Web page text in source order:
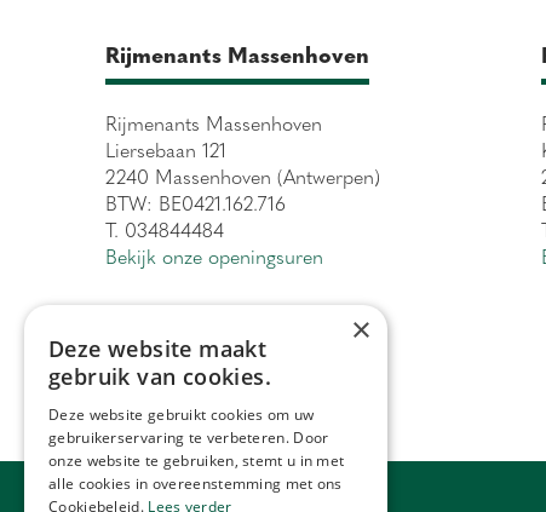
Rijmenants Massenhoven
Rijmenants Massenhoven
Liersebaan 121
2240 Massenhoven (Antwerpen)
BTW: BE0421.162.716
T. 034844484
Bekijk onze openingsuren
×
Deze website maakt
gebruik van cookies.
Deze website gebruikt cookies om uw
gebruikerservaring te verbeteren. Door
onze website te gebruiken, stemt u in met
alle cookies in overeenstemming met ons
Cookiebeleid. Lees verder